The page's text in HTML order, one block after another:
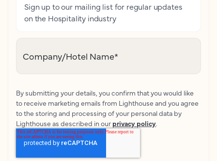
Sign up to our mailing list for regular updates
on the Hospitality industry
Company/Hotel Name*
By submitting your details, you confirm that you would like
to receive marketing emails from Lighthouse and you agree
to the storing and processing of your personal data by
Lighthouse as described in our privacy policy.